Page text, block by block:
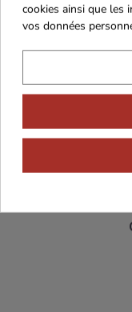
Maison
Franco de port
cookies ainsi que les
vos données